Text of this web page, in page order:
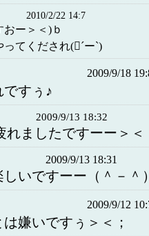
2010/2/22 14:7
ー＞＜)ｂ
てくだされ(´ー`)
2009/9/18
ですぅ♪
2009/9/13 18:32
れましたですーー＞＜
2009/9/13 18:31
いですーー（＾－＾）
2009/9/12
嫌いですぅ＞＜；